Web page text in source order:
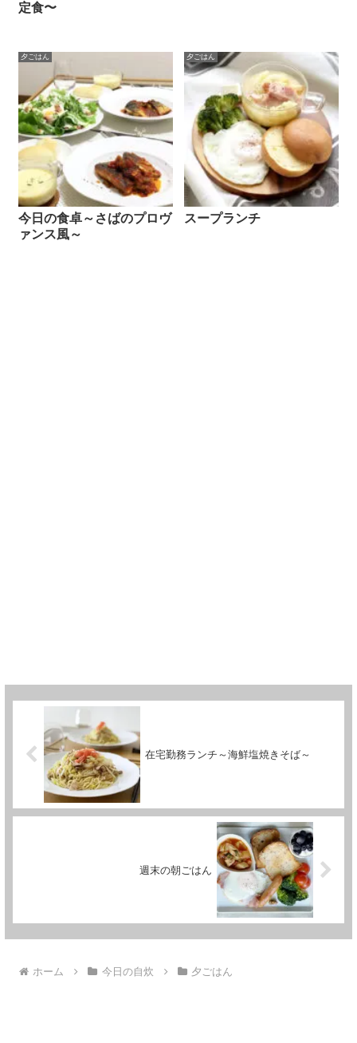
定食〜
夕ごはん
今日の食卓～さばのプロヴ
ァンス風～
夕ごはん
スープランチ
在宅勤務ランチ～海鮮塩焼きそば～
週末の朝ごはん
ホーム 今日の自炊 夕ごはん